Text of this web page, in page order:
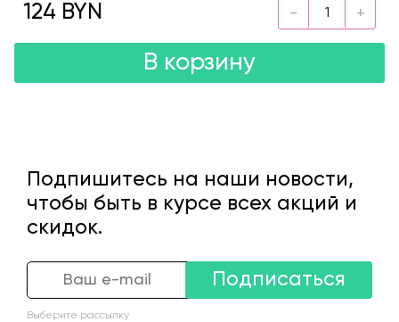
124 BYN
В корзину
Подпишитесь на наши новости,
чтобы быть в курсе всех акций и
скидок.
Подписаться
Выберите рассылку